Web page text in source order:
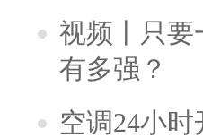
视频丨只要
有多强？
空调24小